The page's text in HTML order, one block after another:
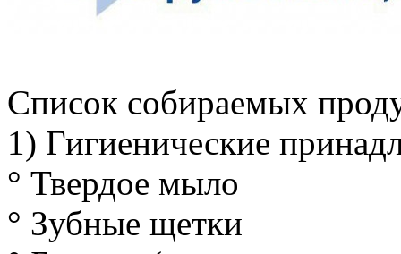
Список собираемых
1) Гигиенические
° Твердое мыло
° Зубные щетки